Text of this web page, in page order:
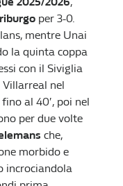
per 3-0.
mentre Unai
la quinta coppa
con il Siviglia
Villarreal nel
al 40′, poi nel
per due volte
che,
morbido e
incrociandola